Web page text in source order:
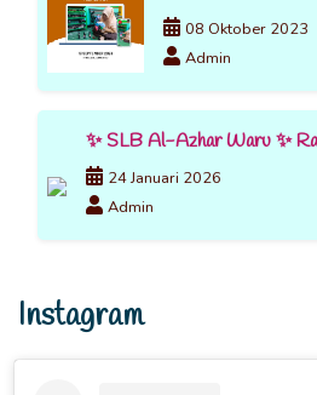
08 Oktober 2023
Admin
✨ SLB Al-Azhar Waru ✨
24 Januari 2026
Admin
Instagram